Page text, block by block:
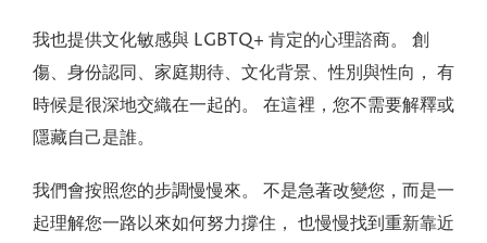
我也提供文化敏感與 LGBTQ+ 肯定的心理諮商。 創
傷、身份認同、家庭期待、文化背景、性別與性向， 有
時候是很深地交織在一起的。 在這裡，您不需要解釋或
隱藏自己是誰。
我們會按照您的步調慢慢來。 不是急著改變您，而是一
起理解您一路以來如何努力撐住， 也慢慢找到重新靠近